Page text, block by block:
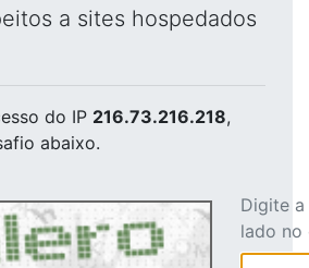
a sites hospedados
do IP 216.73.216.218,
abaixo.
Digite
lado no